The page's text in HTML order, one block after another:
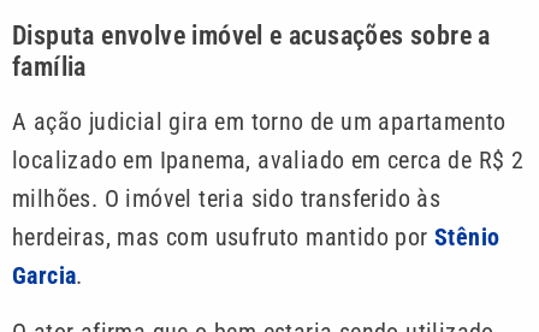
Disputa envolve imóvel e acusações sobre a
família
A ação judicial gira em torno de um apartamento
localizado em Ipanema, avaliado em cerca de R$ 2
milhões. O imóvel teria sido transferido às
herdeiras, mas com usufruto mantido por Stênio
Garcia.